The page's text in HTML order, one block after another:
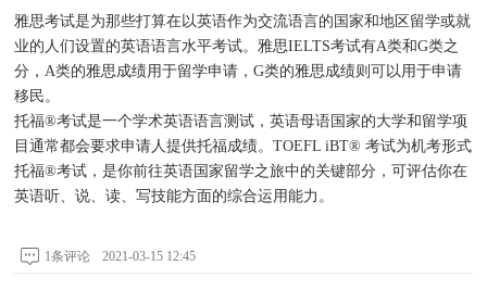
雅思考试是为那些打算在以英语作为交流语言的国家和地区留学或就
业的人们设置的英语语言水平考试。雅思IELTS考试有A类和G类之
分，A类的雅思成绩用于留学申请，G类的雅思成绩则可以用于申请
移民。
托福®考试是一个学术英语语言测试，英语母语国家的大学和留学项
目通常都会要求申请人提供托福成绩。TOEFL iBT® 考试为机考形式
托福®考试，是你前往英语国家留学之旅中的关键部分，可评估你在
英语听、说、读、写技能方面的综合运用能力。
1条评论 2021-03-15 12:45